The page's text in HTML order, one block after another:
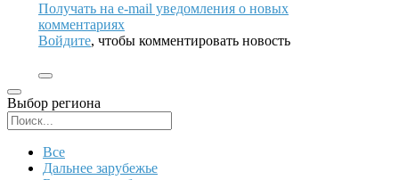
Получать на e‑mail уведомления о новых
комментариях
Войдите, чтобы комментировать новость
Выбор региона
Все
Дальнее зарубежье